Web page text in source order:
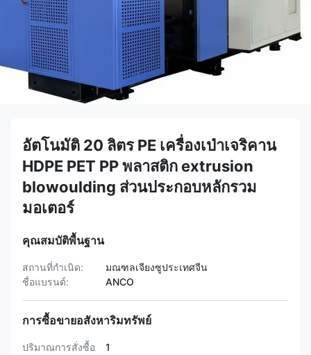
อัตโนมัติ 20 ลิตร PE เครื่องเป่าเจริคาน
HDPE PET PP พลาสติก extrusion
blowoulding ส่วนประกอบหลักรวม
มอเตอร์
คุณสมบัติพื้นฐาน
สถานที่กำเนิด:
มณฑลเจียงซูประเทศจีน
ชื่อแบรนด์:
ANCO
การซื้อขายอสังหาริมทรัพย์
ปริมาณการสั่งซื้อ
1